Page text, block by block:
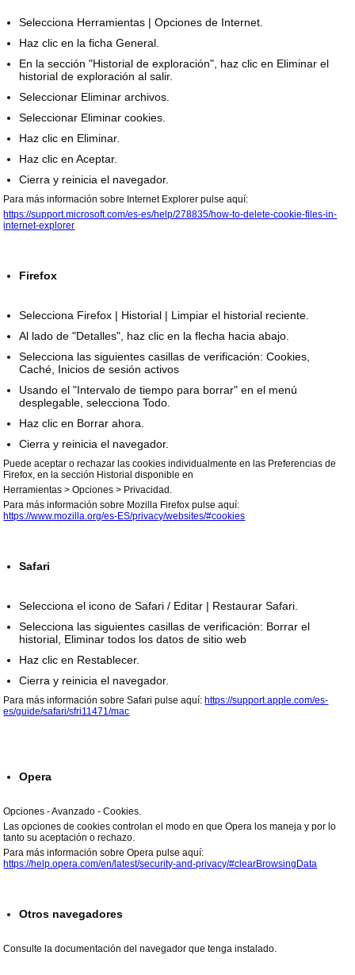
Selecciona Herramientas | Opciones de Internet.
Haz clic en la ficha General.
En la sección "Historial de exploración", haz clic en Eliminar el
historial de exploración al salir.
Seleccionar Eliminar archivos.
Seleccionar Eliminar cookies.
Haz clic en Eliminar.
Haz clic en Aceptar.
Cierra y reinicia el navegador.
Para más información sobre Internet Explorer pulse aquí:
https://support.microsoft.com/es-es/help/278835/how-to-delete-cookie-files-in-
internet-explorer
Firefox
Selecciona Firefox | Historial | Limpiar el historial reciente.
Al lado de "Detalles", haz clic en la flecha hacia abajo.
Selecciona las siguientes casillas de verificación: Cookies,
Caché, Inicios de sesión activos
Usando el "Intervalo de tiempo para borrar" en el menú
desplegable, selecciona Todo.
Haz clic en Borrar ahora.
Cierra y reinicia el navegador.
Puede aceptar o rechazar las cookies individualmente en las Preferencias de
Firefox, en la sección Historial disponible en
Herramientas > Opciones > Privacidad.
Para más información sobre Mozilla Firefox pulse aquí:
https://www.mozilla.org/es-ES/privacy/websites/#cookies
Safari
Selecciona el icono de Safari / Editar | Restaurar Safari.
Selecciona las siguientes casillas de verificación: Borrar el
historial, Eliminar todos los datos de sitio web
Haz clic en Restablecer.
Cierra y reinicia el navegador.
Para más información sobre Safari pulse aquí: https://support.apple.com/es-
es/guide/safari/sfri11471/mac
Opera
Opciones - Avanzado - Cookies.
Las opciones de cookies controlan el modo en que Opera los maneja y por lo
tanto su aceptación o rechazo.
Para más información sobre Opera pulse aquí:
https://help.opera.com/en/latest/security-and-privacy/#clearBrowsingData
Otros navegadores
Consulte la documentación del navegador que tenga instalado.